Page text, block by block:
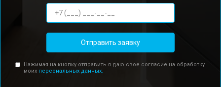
Отправить заявку
Нажимая на кнопку отправить я даю свое согласие на обработку
моих персональных данных.